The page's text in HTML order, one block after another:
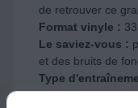
de retrouver ce
Format vinyle :
Le saviez-vous :
et des bruits de
Type
démarrage et un